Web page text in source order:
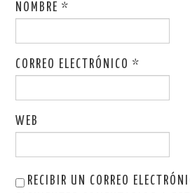
NOMBRE*
CORREO ELECTRÓNICO*
WEB
RECIBIR UN CORREO